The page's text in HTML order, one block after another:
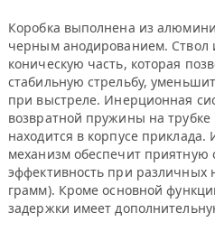
Коробка выполнена из
черным анодированием. Ствол
коническую часть, которая
стабильную стрельбу,
при выстреле. Инерционная
возвратной пружины на
находится в корпусе
механизм обеспечит приятную
эффективность при различных
грамм). Кроме основной
задержки имеет